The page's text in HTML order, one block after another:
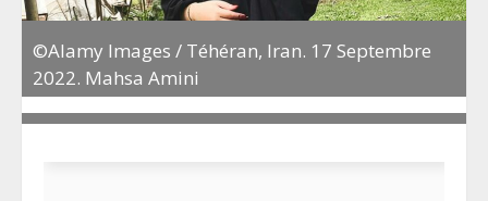
©Alamy Images / Téhéran, Iran. 17 Septembre
2022. Mahsa Amini